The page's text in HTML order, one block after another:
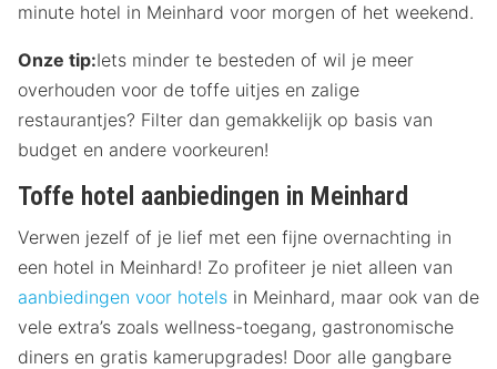
minute hotel in Meinhard voor morgen of het weekend.
Onze tip:Iets minder te besteden of wil je meer
overhouden voor de toffe uitjes en zalige
restaurantjes? Filter dan gemakkelijk op basis van
budget en andere voorkeuren!
Toffe hotel aanbiedingen in Meinhard
Verwen jezelf of je lief met een fijne overnachting in
een hotel in Meinhard! Zo profiteer je niet alleen van
aanbiedingen voor hotels in Meinhard, maar ook van de
vele extra’s zoals wellness-toegang, gastronomische
diners en gratis kamerupgrades! Door alle gangbare